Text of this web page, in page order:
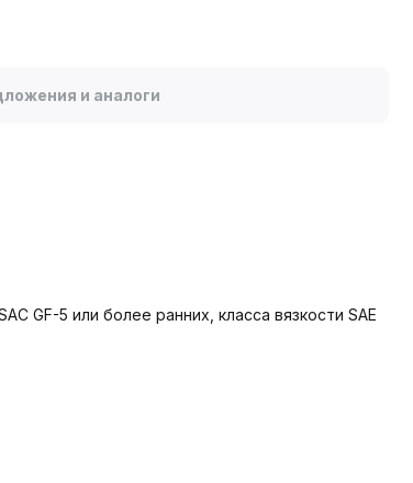
и аналоги
GF-5 или более ранних, класса вязкости SAE